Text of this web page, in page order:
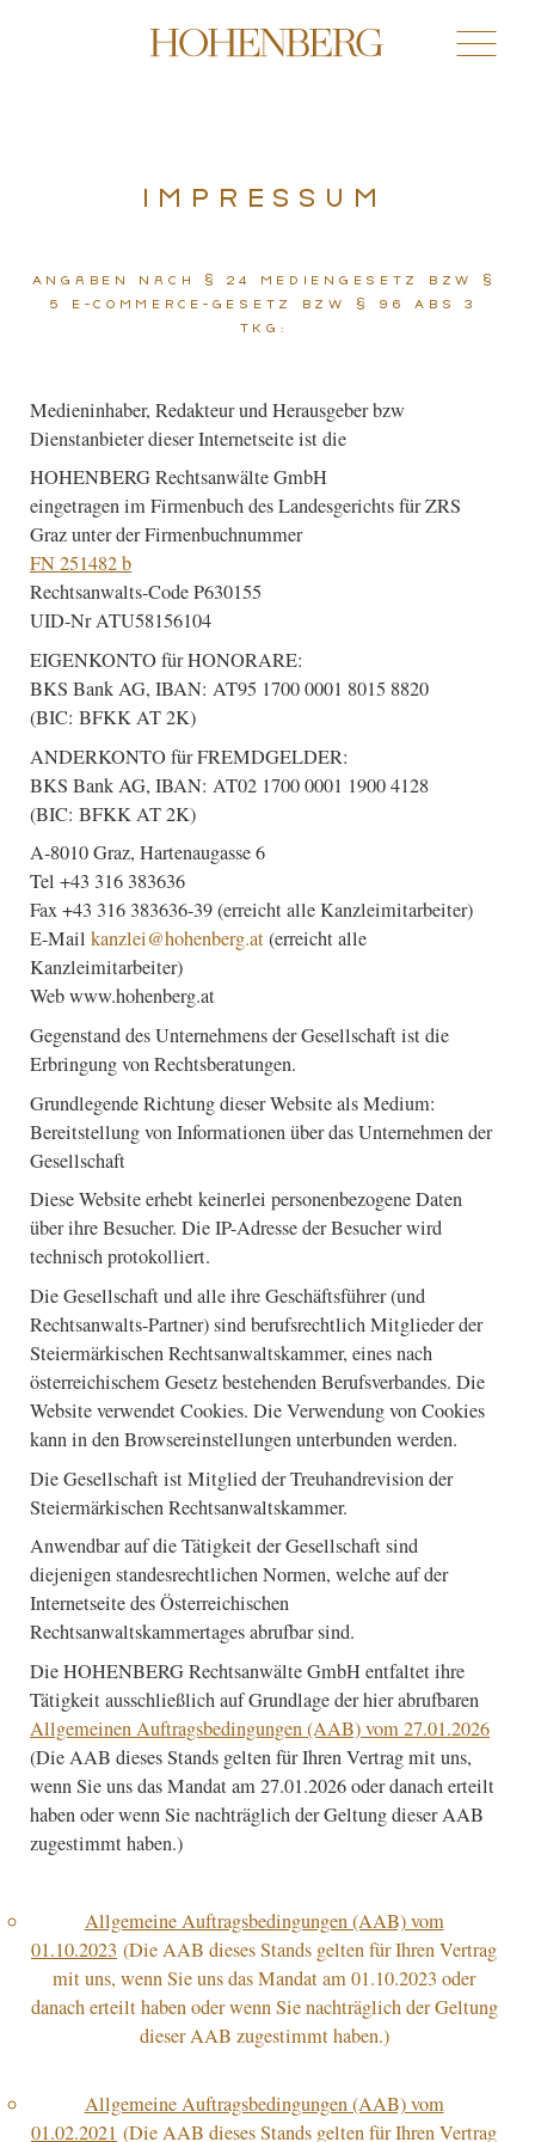
Impressum
Angaben nach § 24 Mediengesetz bzw §
5 E-Commerce-Gesetz bzw § 96 Abs 3
TKG:
Medieninhaber, Redakteur und Herausgeber bzw
Dienstanbieter dieser Internetseite ist die
HOHENBERG Rechtsanwälte GmbH
eingetragen im Firmenbuch des Landesgerichts für ZRS
Graz unter der Firmenbuchnummer
FN 251482 b
Rechtsanwalts-Code P630155
UID-Nr ATU58156104
EIGENKONTO für HONORARE:
BKS Bank AG, IBAN: AT95 1700 0001 8015 8820
(BIC: BFKK AT 2K)
ANDERKONTO für FREMDGELDER:
BKS Bank AG, IBAN: AT02 1700 0001 1900 4128
(BIC: BFKK AT 2K)
A-8010 Graz, Hartenaugasse 6
Tel +43 316 383636
Fax +43 316 383636-39 (erreicht alle Kanzleimitarbeiter)
E-Mailkanzlei@hohenberg.at(erreicht alle
Kanzleimitarbeiter)
Web www.hohenberg.at
Gegenstand des Unternehmens der Gesellschaft ist die
Erbringung von Rechtsberatungen.
Grundlegende Richtung dieser Website als Medium:
Bereitstellung von Informationen über das Unternehmen der
Gesellschaft
Diese Website erhebt keinerlei personenbezogene Daten
über ihre Besucher. Die IP-Adresse der Besucher wird
technisch protokolliert.
Die Gesellschaft und alle ihre Geschäftsführer (und
Rechtsanwalts-Partner) sind berufsrechtlich Mitglieder der
Steiermärkischen Rechtsanwaltskammer, eines nach
österreichischem Gesetz bestehenden Berufsverbandes. Die
Website verwendet Cookies. Die Verwendung von Cookies
kann in den Browsereinstellungen unterbunden werden.
Die Gesellschaft ist Mitglied der Treuhandrevision der
Steiermärkischen Rechtsanwaltskammer.
Anwendbar auf die Tätigkeit der Gesellschaft sind
diejenigen standesrechtlichen Normen, welche auf der
Internetseite des Österreichischen
Rechtsanwaltskammertages abrufbar sind.
Die HOHENBERG Rechtsanwälte GmbH entfaltet ihre
Tätigkeit ausschließlich auf Grundlage der hier abrufbaren
Allgemeinen Auftragsbedingungen (AAB) vom 27.01.2026
(Die AAB dieses Stands gelten für Ihren Vertrag mit uns,
wenn Sie uns das Mandat am 27.01.2026 oder danach erteilt
haben oder wenn Sie nachträglich der Geltung dieser AAB
zugestimmt haben.)
Allgemeine Auftragsbedingungen (AAB) vom
01.10.2023 (Die AAB dieses Stands gelten für Ihren Vertrag
mit uns, wenn Sie uns das Mandat am 01.10.2023 oder
danach erteilt haben oder wenn Sie nachträglich der Geltung
dieser AAB zugestimmt haben.)
Allgemeine Auftragsbedingungen (AAB) vom
01.02.2021 (Die AAB dieses Stands gelten für Ihren Vertrag